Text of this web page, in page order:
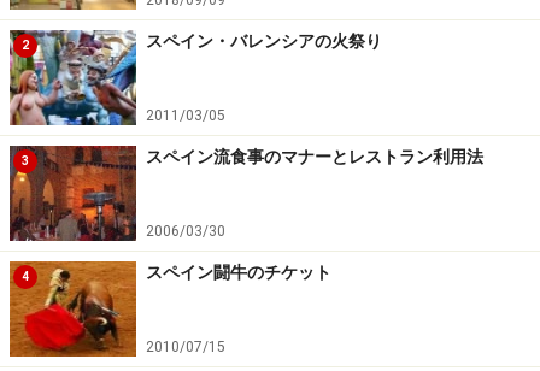
2 スペイン・バレンシアの火祭り
2011/03/05
3 スペイン流食事のマナーとレストラン利用法
2006/03/30
4 スペイン闘牛のチケット
2010/07/15